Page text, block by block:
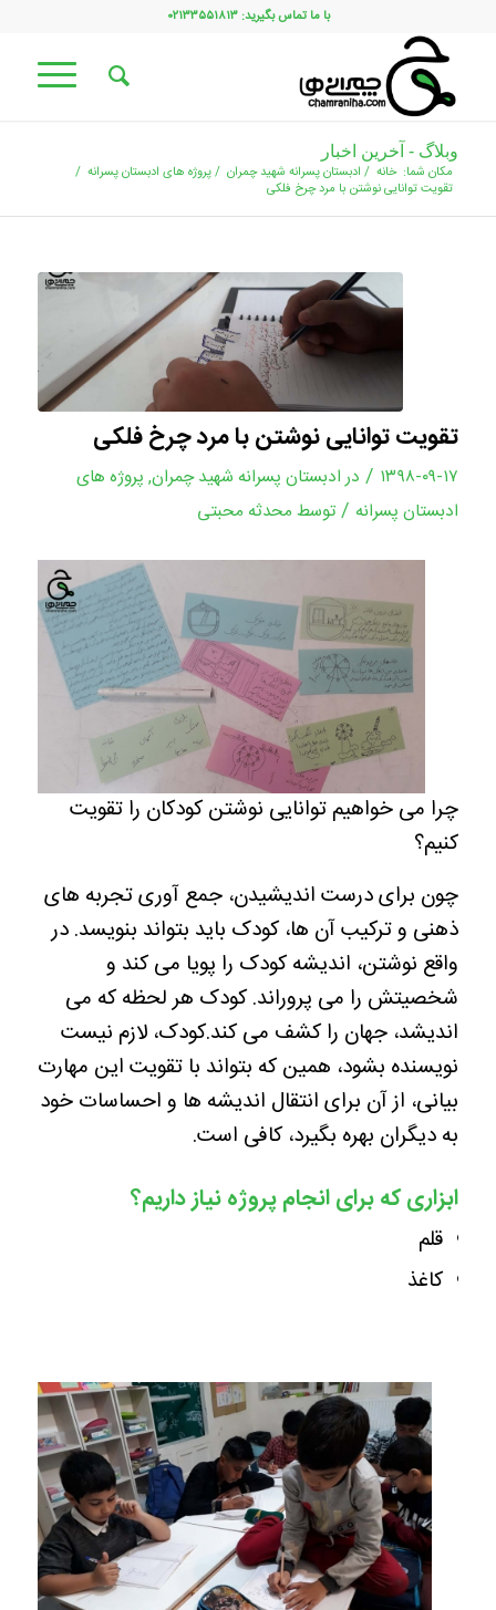
با ما تماس بگیرید: ۰۲۱۳۳۵۵۱۸۱۳
وبلاگ - آخرین اخبار
مکان شما: خانه / ادبستان پسرانه شهید چمران /پروژه های ادبستان پسرانه /
تقویت توانایی نوشتن با مرد چرخ فلکی
تقویت توانایی نوشتن با مرد چرخ فلکی
۱۳۹۸-۰۹-۱۷ / در ادبستان پسرانه شهید چمران, پروژه های
ادبستان پسرانه / توسط محدثه محبتی
چرا می خواهیم توانایی نوشتن کودکان را تقویت
کنیم؟
چون برای درست اندیشیدن، جمع آوری تجربه های
ذهنی و ترکیب آن ها، کودک باید بتواند بنویسد. در
واقع نوشتن، اندیشه کودک را پویا می کند و
شخصیتش را می پروراند. کودک هر لحظه که می
اندیشد، جهان را کشف می کند.کودک، لازم نیست
نویسنده بشود، همین که بتواند با تقویت این مهارت
بیانی، از آن برای انتقال اندیشه ها و احساسات خود
به دیگران بهره بگیرد، کافی است.
ابزاری که برای انجام پروژه نیاز داریم؟
قلم
کاغذ